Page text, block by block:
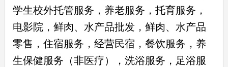
学生校外托管服务，养老服务，托育服务，
电影院，鲜肉、水产品批发，鲜肉、水产品
零售，住宿服务，经营民宿，餐饮服务，养
生保健服务（非医疗），洗浴服务，足浴服